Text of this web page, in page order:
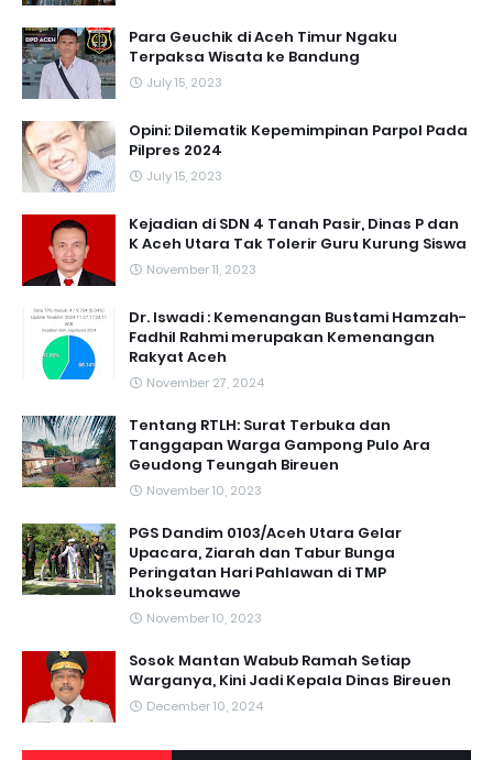
Para Geuchik di Aceh Timur Ngaku
Terpaksa Wisata ke Bandung
July 15, 2023
Opini: Dilematik Kepemimpinan Parpol Pada
Pilpres 2024
July 15, 2023
Kejadian di SDN 4 Tanah Pasir, Dinas P dan
K Aceh Utara Tak Tolerir Guru Kurung Siswa
November 11, 2023
Dr. Iswadi : Kemenangan Bustami Hamzah-
Fadhil Rahmi merupakan Kemenangan
Rakyat Aceh
November 27, 2024
Tentang RTLH: Surat Terbuka dan
Tanggapan Warga Gampong Pulo Ara
Geudong Teungah Bireuen
November 10, 2023
PGS Dandim 0103/Aceh Utara Gelar
Upacara, Ziarah dan Tabur Bunga
Peringatan Hari Pahlawan di TMP
Lhokseumawe
November 10, 2023
Sosok Mantan Wabub Ramah Setiap
Warganya, Kini Jadi Kepala Dinas Bireuen
December 10, 2024